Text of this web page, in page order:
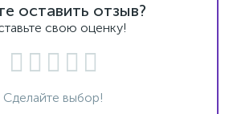
оставить отзыв?
свою оценку!
Сделайте выбор!